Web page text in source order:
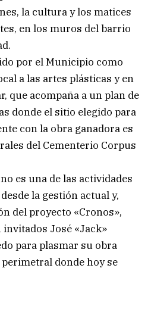
la cultura y los matices
en los muros del barrio
por el Municipio como
a las artes plásticas y en
que acompaña a un plan de
donde el sitio elegido para
con la obra ganadora es
del Cementerio Corpus
es una de las actividades
la gestión actual y,
del proyecto «Cronos»,
José «Jack»
para plasmar su obra
donde hoy se